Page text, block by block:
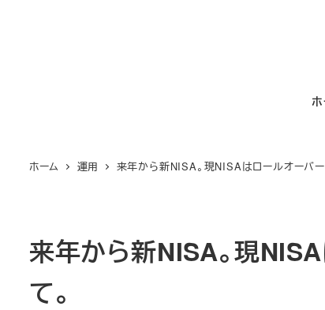
ホーム 運用 来年から新NISA。現NISAはロールオーバ
来年から新NISA。現
て。